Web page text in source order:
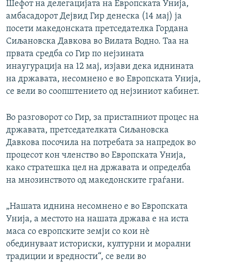
Шефот на делегацијата на Европската Унија,
амбасадорот Дејвид Гир денеска (14 мај) ја
посети македонската претседателка Гордана
Сиљановска Давкова во Вилата Водно. Таа на
првата средба со Гир по нејзината
инаугурација на 12 мај, изјави дека иднината
на државата, несомнено е во Европската Унија,
се вели во соопштението од нејзиниот кабинет.
Во разговорот со Гир, за пристапниот процес на
државата, претседателката Сиљановска
Давкова посочила на потребата за напредок во
процесот кон членство во Европската Унија,
како стратешка цел на државата и определба
на мнозинството од македонските граѓани.
„Нашата иднина несомнено е во Европската
Унија, а местото на нашата држава е на иста
маса со европските земји со кои нѐ
обединуваат историски, културни и морални
традиции и вредности“, се вели во